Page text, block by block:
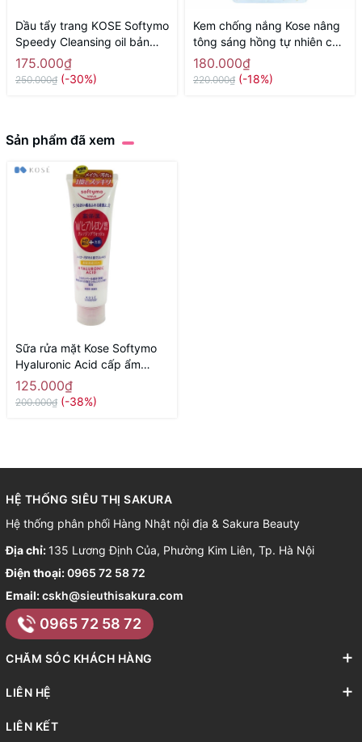
Dầu tẩy trang KOSE Softymo
Speedy Cleansing oil bản
hoạt hình Pokemon 240ml -
Hàng Nhật nội địa
175.000₫
250.000₫ (-30%)
Kem chống nắng Kose nâng
tông sáng hồng tự nhiên che
phủ lỗ chân lông Kose 30ml -
Hàng Nhật nội địa
180.000₫
220.000₫ (-18%)
Sản phẩm đã xem
Sữa rửa mặt Kose Softymo
Hyaluronic Acid cấp ẩm
dành cho da khô 190g
125.000₫
200.000₫ (-38%)
HỆ THỐNG SIÊU THỊ SAKURA
Hệ thống phân phối Hàng Nhật nội địa & Sakura Beauty
Địa chỉ: 135 Lương Định Của, Phường Kim Liên, Tp. Hà Nội
Điện thoại:0965 72 58 72
Email:cskh@sieuthisakura.com
0965 72 58 72
CHĂM SÓC KHÁCH HÀNG
LIÊN HỆ
LIÊN KẾT